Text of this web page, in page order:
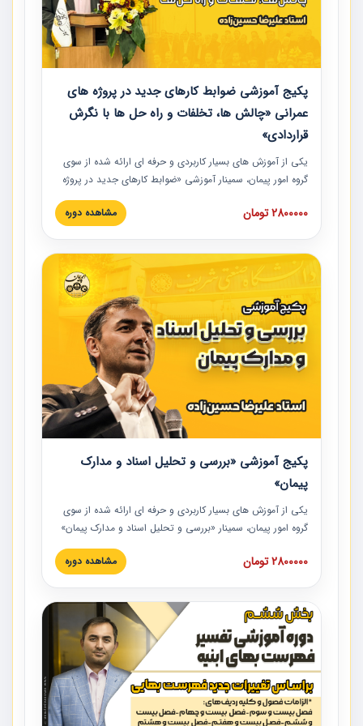
پکیج آموزشی ضوابط کارهای جدید در پروژه های
عمرانی «چالش ها، تخلفات و راه حل ها با نگرش
قراردادی»
یکی از آموزش‏‏‏‏‏‏ های بسیار کاربردی و حرفه‏ ای ارائه شده از سوی
گروه امور پیمان، سمینار آموزشی «ضوابط کارهای جدید در پروژه
های عمرانی» چالش ها، تخلفات و راه حل ها با نگرش قراردادی
است که در محل سندیکای شرکت های ساختمانی کشور ارائه شد.
مدارک پیمان به همراه تجربیات عملی ارائه شده است.
2800000 تومان مشاهده دوره
پکیج آموزشی «بررسی و تحلیل اسناد و مدارک
پیمان»
یکی از آموزش‏‏‏‏‏‏ های بسیار کاربردی و حرفه‏ ای ارائه شده از سوی
گروه امور پیمان، سمینار «بررسی و تحلیل اسناد و مدارک پیمان»
است که در دانشگاه صنعتی شریف ارائه شد. در این آموزش
نکات کلیدی مربوط به اسناد و مدارک پیمان، اولویت بندی اسناد
پیمان به همراه تجربیات عملی در این خصوص ارائه شده است.
2800000 تومان مشاهده دوره